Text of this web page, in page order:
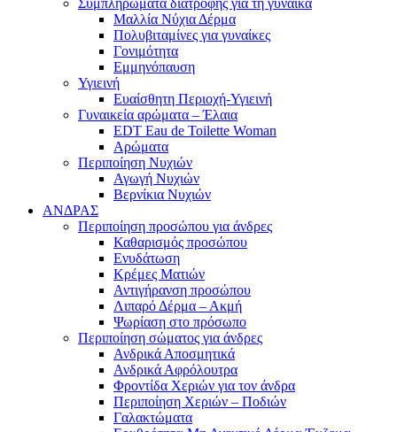
Συμπληρώματα διατροφής για τη γυναίκα
Μαλλία Νύχια Δέρμα
Πολυβιταμίνες για γυναίκες
Γονιμότητα
Εμμηνόπαυση
Υγιεινή
Ευαίσθητη Περιοχή-Υγιεινή
Γυναικεία αρώματα – Έλαια
EDT Eau de Toilette Woman
Αρώματα
Περιποίηση Νυχιών
Αγωγή Νυχιών
Βερνίκια Νυχιών
ΑΝΔΡΑΣ
Περιποίηση προσώπου για άνδρες
Καθαρισμός προσώπου
Ενυδάτωση
Κρέμες Ματιών
Αντιγήρανση προσώπου
Λιπαρό Δέρμα – Ακμή
Ψωρίαση στο πρόσωπο
Περιποίηση σώματος για άνδρες
Ανδρικά Αποσμητικά
Ανδρικά Αφρόλουτρα
Φροντίδα Χεριών για τον άνδρα
Περιποίηση Χεριών – Ποδιών
Γαλακτώματα